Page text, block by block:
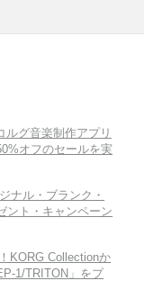
ルグ音楽制作アプリ
オフのセールを実
ナル・ブランク・
ント・キャンペーン
KORG Collectionか
1/TRITON」をプ